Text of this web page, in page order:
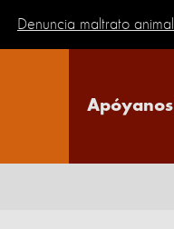
Denuncia maltrato animal
Apóyanos